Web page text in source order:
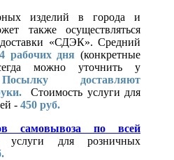
изделий в города и
также осуществляться
«СДЭК». Средний
рабочих дня (конкретные
можно уточнить у
Посылку доставляют
Стоимость услуги для
- 450 руб.
самовывоза по всей
услуги для розничных